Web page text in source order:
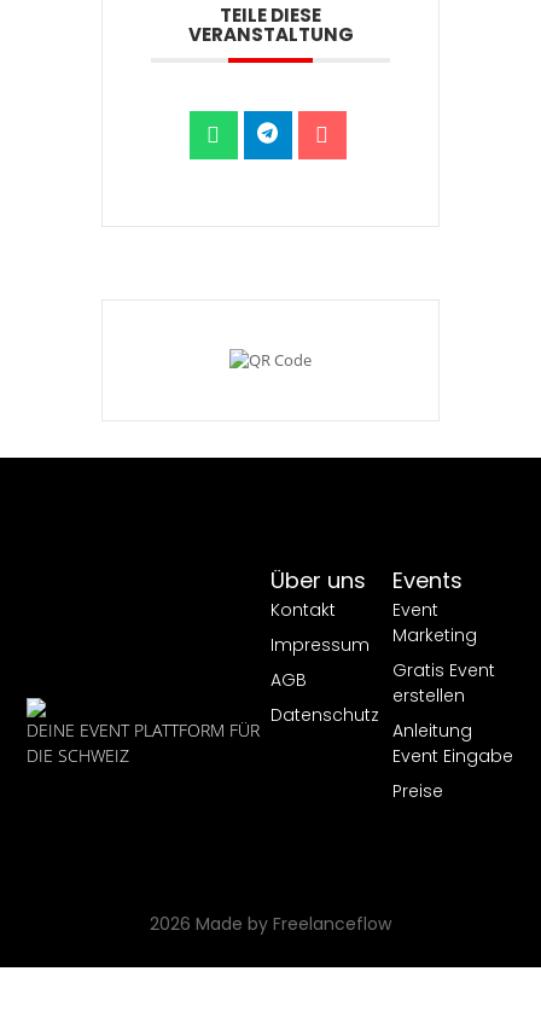
TEILE DIESE
VERANSTALTUNG
DEINE EVENT PLATTFORM FÜR
DIE SCHWEIZ
Events
Event
Marketing
Gratis Event
erstellen
Anleitung
Event Eingabe
Preise
Über uns
Kontakt
Impressum
AGB
Datenschutz
2026 Made by Freelanceflow